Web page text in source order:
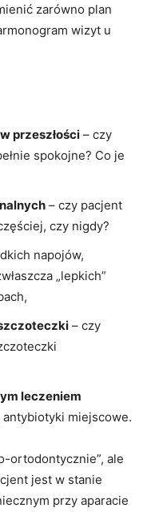
zarówno plan
wizyt u
przeszłości – czy
spokojne? Co je
– czy pacjent
czy nigdy?
napojów,
„lepkich”
– czy
leczeniem
antybiotyki miejscowe.
ortodontycznie”, ale
jest w stanie
przy aparacie